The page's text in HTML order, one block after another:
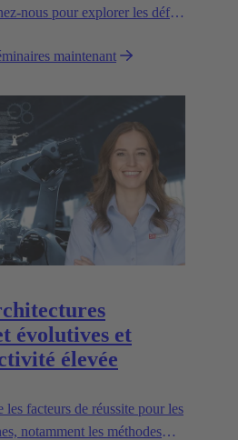
nous pour explorer les défis
maintenant
évolutives et
élevée
les facteurs de réussite pour les
notamment les méthodes